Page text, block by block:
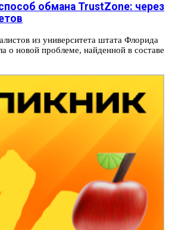
обмана TrustZone: через
из университета штата Флорида
о новой проблеме, найденной в составе